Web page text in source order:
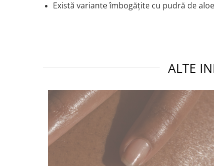
Există variante îmbogățite cu pudră de
ALTE